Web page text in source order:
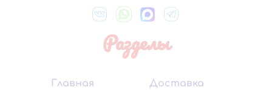
Разделы
Главная
Доставка